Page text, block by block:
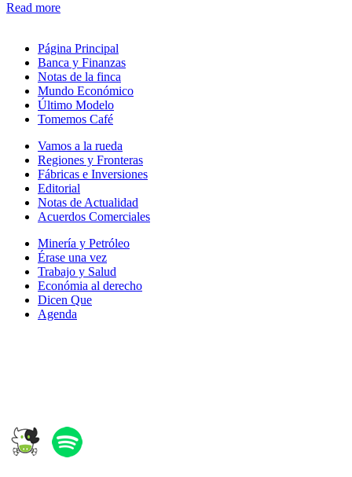
Read more
Página Principal
Banca y Finanzas
Notas de la finca
Mundo Económico
Último Modelo
Tomemos Café
Vamos a la rueda
Regiones y Fronteras
Fábricas e Inversiones
Editorial
Notas de Actualidad
Acuerdos Comerciales
Minería y Petróleo
Érase una vez
Trabajo y Salud
Económia al derecho
Dicen Que
Agenda